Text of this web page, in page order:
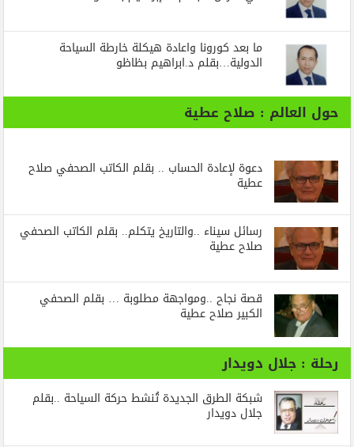
ما بعد كورونا واعادة هيكلة خارطة السياحة
الدولية…بقلم د.ابراهيم بظاظو
حول العالم : صلاح عطية
دعوة لإعادة الحساب .. بقلم الكاتب الصحفي صلاح
عطية
رسائل‭ ‬سيناء‭.. ‬والتاريخ‭ ‬يتكلم.. بقلم الكاتب الصحفي
صلاح عطية
قصة نجاح ..ومواجهة مطلوبة … بقلم الصحفي
الكبير صلاح عطية
رحلة : جلال دويدار
شبكة الطرق الجديدة تُنشط حركة السياحة ..بقلم
جلال دويدار